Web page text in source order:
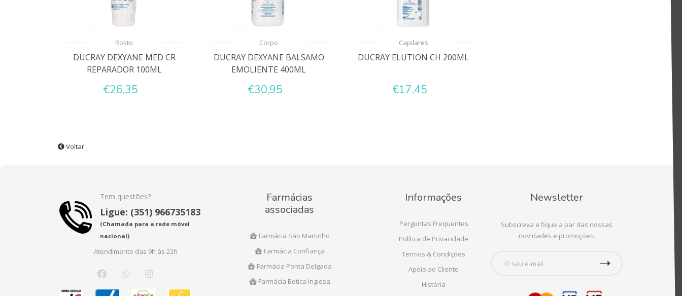
Rosto
DUCRAY DEXYANE MED CR
REPARADOR 100ML
€26,35
Corpo
DUCRAY DEXYANE BALSAMO
EMOLIENTE 400ML
€30,95
Capilares
DUCRAY ELUTION CH 200ML
€17,45
Voltar
Tem questões?
Ligue: (351) 966735183
(Chamada para a rede móvel
nacional)
Atendimento das 9h às 22h
Farmácias
associadas
Farmácia São Martinho
Farmácia Confiança
Farmácia Ponta Delgada
Farmácia Botica Inglesa
Informações
Perguntas Frequentes
Política de Privacidade
Termos & Condições
Apoio ao Cliente
História
Newsletter
Subscreva e fique a par das nossas
novidades e promoções.